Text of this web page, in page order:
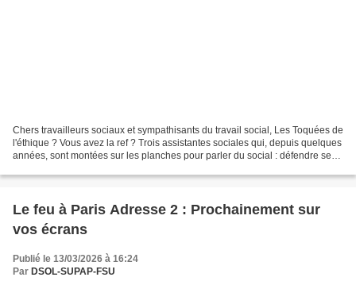
Chers travailleurs sociaux et sympathisants du travail social, Les Toquées de
l'éthique ? Vous avez la ref ? Trois assistantes sociales qui, depuis quelques
années, sont montées sur les planches pour parler du social : défendre ses
Le feu à Paris Adresse 2 : Prochainement sur
vos écrans
Publié le 13/03/2026 à 16:24
Par DSOL-SUPAP-FSU